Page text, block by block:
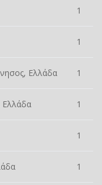
1
1
Ελλάδα 1
1
1
1